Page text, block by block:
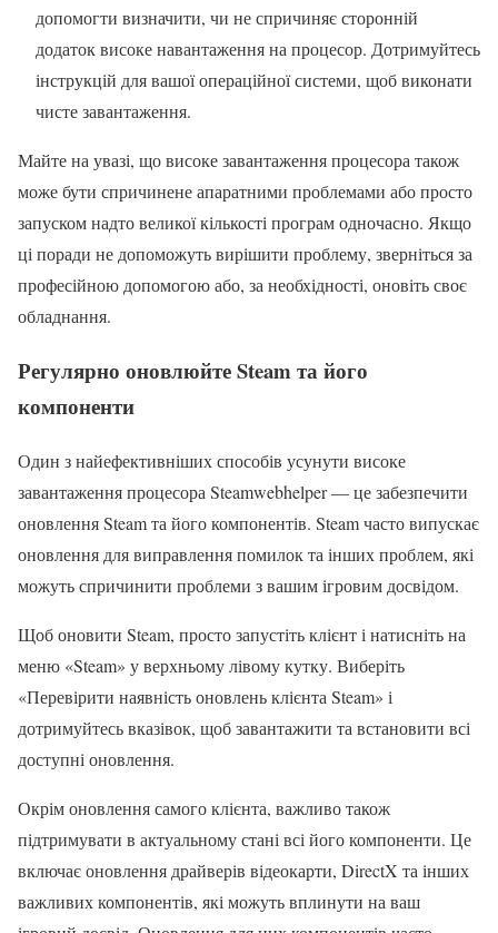
допомогти визначити, чи не спричиняє сторонній
додаток високе навантаження на процесор. Дотримуйтесь
інструкцій для вашої операційної системи, щоб виконати
чисте завантаження.
Майте на увазі, що високе завантаження процесора також
може бути спричинене апаратними проблемами або просто
запуском надто великої кількості програм одночасно. Якщо
ці поради не допоможуть вирішити проблему, зверніться за
професійною допомогою або, за необхідності, оновіть своє
обладнання.
Регулярно оновлюйте Steam та його
компоненти
Один з найефективніших способів усунути високе
завантаження процесора Steamwebhelper — це забезпечити
оновлення Steam та його компонентів. Steam часто випускає
оновлення для виправлення помилок та інших проблем, які
можуть спричинити проблеми з вашим ігровим досвідом.
Щоб оновити Steam, просто запустіть клієнт і натисніть на
меню «Steam» у верхньому лівому кутку. Виберіть
«Перевірити наявність оновлень клієнта Steam» і
дотримуйтесь вказівок, щоб завантажити та встановити всі
доступні оновлення.
Окрім оновлення самого клієнта, важливо також
підтримувати в актуальному стані всі його компоненти. Це
включає оновлення драйверів відеокарти, DirectX та інших
важливих компонентів, які можуть вплинути на ваш